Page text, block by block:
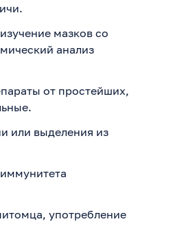
мазков со
анализ
от простейших,
или выделения из
употребление